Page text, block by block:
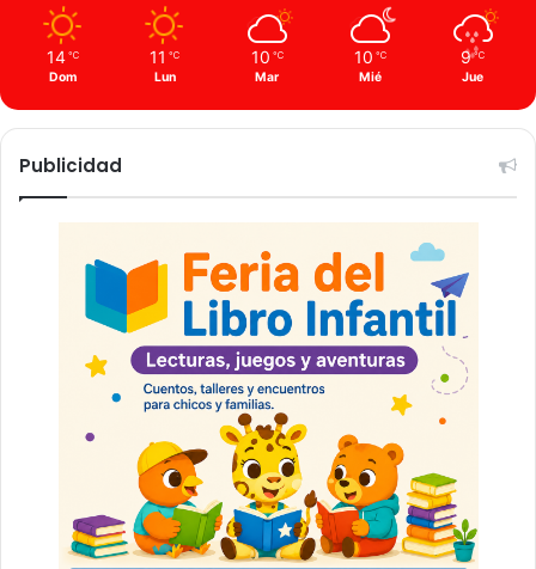
14 ℃
Dom
11 ℃
Lun
10 ℃
Mar
10 ℃
Mié
9 ℃
Jue
Publicidad